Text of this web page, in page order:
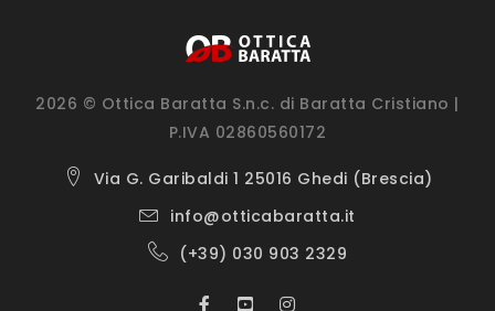
2026 © Ottica Baratta S.n.c. di Baratta Cristiano |
P.IVA 02860560172
Via G. Garibaldi 1 25016 Ghedi (Brescia)
info@otticabaratta.it
(+39) 030 903 2329